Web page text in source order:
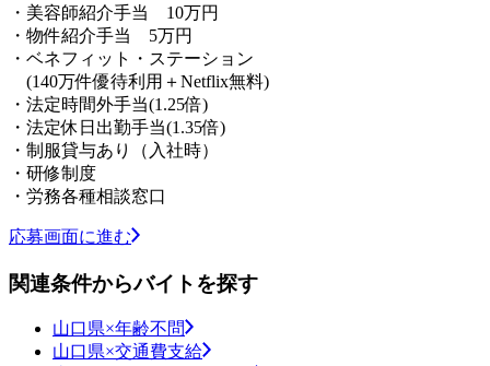
・美容師紹介手当 10万円
・物件紹介手当 5万円
・ベネフィット・ステーション
(140万件優待利用＋Netflix無料)
・法定時間外手当(1.25倍)
・法定休日出勤手当(1.35倍)
・制服貸与あり（入社時）
・研修制度
・労務各種相談窓口
応募画面に進む
関連条件からバイトを探す
山口県×年齢不問
山口県×交通費支給